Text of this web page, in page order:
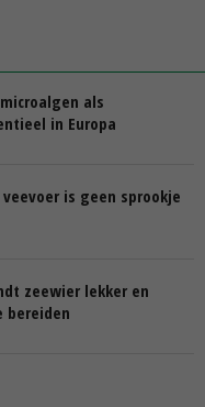
als
in Europa
is geen sprookje
zeewier lekker en
bereiden